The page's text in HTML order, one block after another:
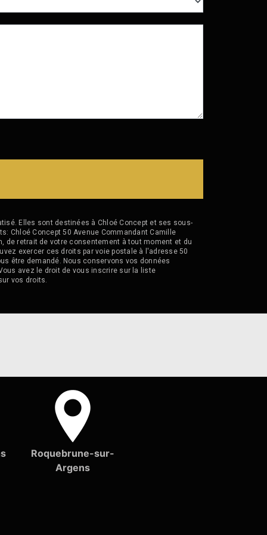
Elles sont destinées à Chloé Concept et ses sous-
Chloé Concept 50 Avenue Commandant Camille
de retrait de votre consentement à tout moment et du
exercer ces droits par voie postale à l'adresse 50
être demandé. Nous conservons vos données
avez le droit de vous inscrire sur la liste
vos droits.
Roquebrune-sur-
Argens